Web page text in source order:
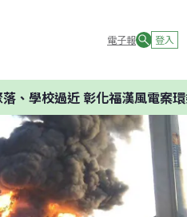
電子報 登入
校過近 彰化福漢風電案環委建